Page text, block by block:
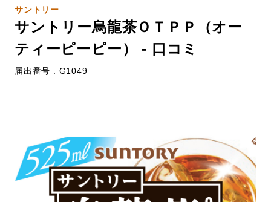
サントリー
サントリー烏龍茶ＯＴＰＰ（オー
ティーピーピー） - 口コミ
届出番号 : G1049